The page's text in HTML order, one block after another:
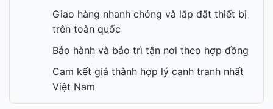
Giao hàng nhanh chóng và lắp đặt thiết bị
trên toàn quốc
Bảo hành và bảo trì tận nơi theo hợp đồng
Cam kết giá thành hợp lý cạnh tranh nhất
Việt Nam